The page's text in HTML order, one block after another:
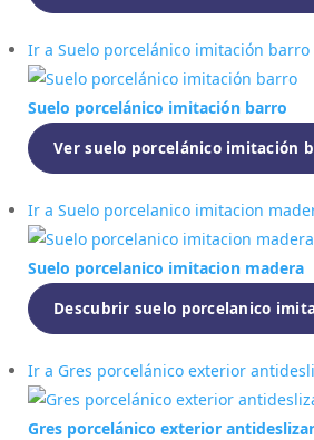
Ir a Suelo porcelánico imitación barro
Suelo porcelánico imitación barro
Ver suelo porcelánico imitación
Ir a Suelo porcelanico imitacion
Suelo porcelanico imitacion madera
Descubrir suelo porcelanico
Ir a Gres porcelánico exterior
Gres porcelánico exterior